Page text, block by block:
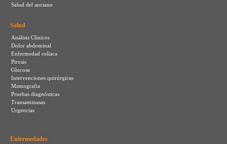
Salud del anciano
Salud
Análisis Clínicos
Dolor abdominal
Enfermedad celíaca
Pirosis
Glucosa
Intervenciones quirúrgicas
Mamografia
Pruebas diagnósticas
Transaminasas
Urgencias
Enfermedades